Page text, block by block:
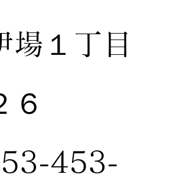
場１丁目
６
453-